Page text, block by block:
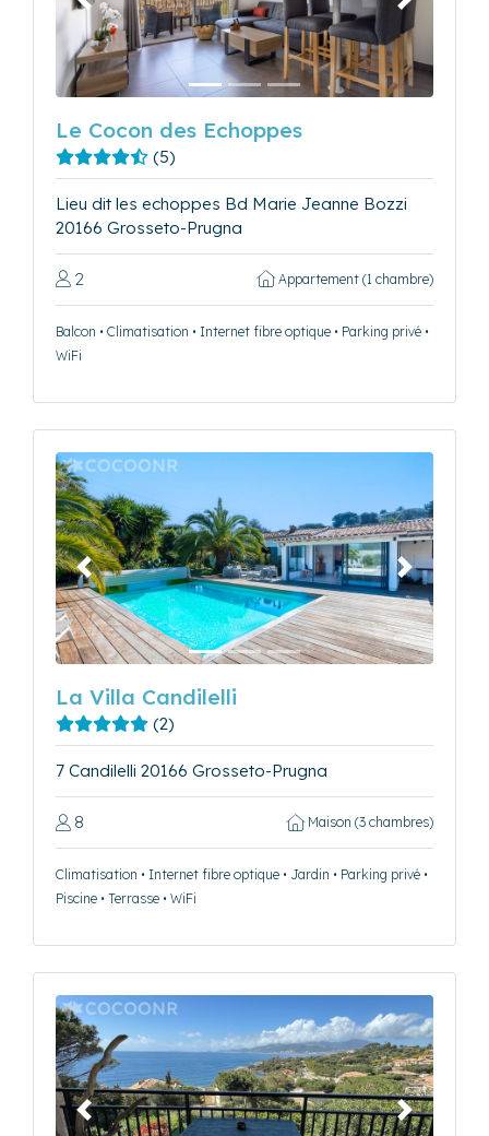
Précédent Suivant
Le Cocon des Echoppes
(5)
Lieu dit les echoppes Bd Marie Jeanne Bozzi
20166 Grosseto-Prugna
2 Appartement (1 chambre)
Balcon • Climatisation • Internet fibre optique • Parking privé •
WiFi
Précédent Suivant
La Villa Candilelli
(2)
7 Candilelli 20166 Grosseto-Prugna
8 Maison (3 chambres)
Climatisation • Internet fibre optique • Jardin • Parking privé •
Piscine • Terrasse • WiFi
Précédent Suivant